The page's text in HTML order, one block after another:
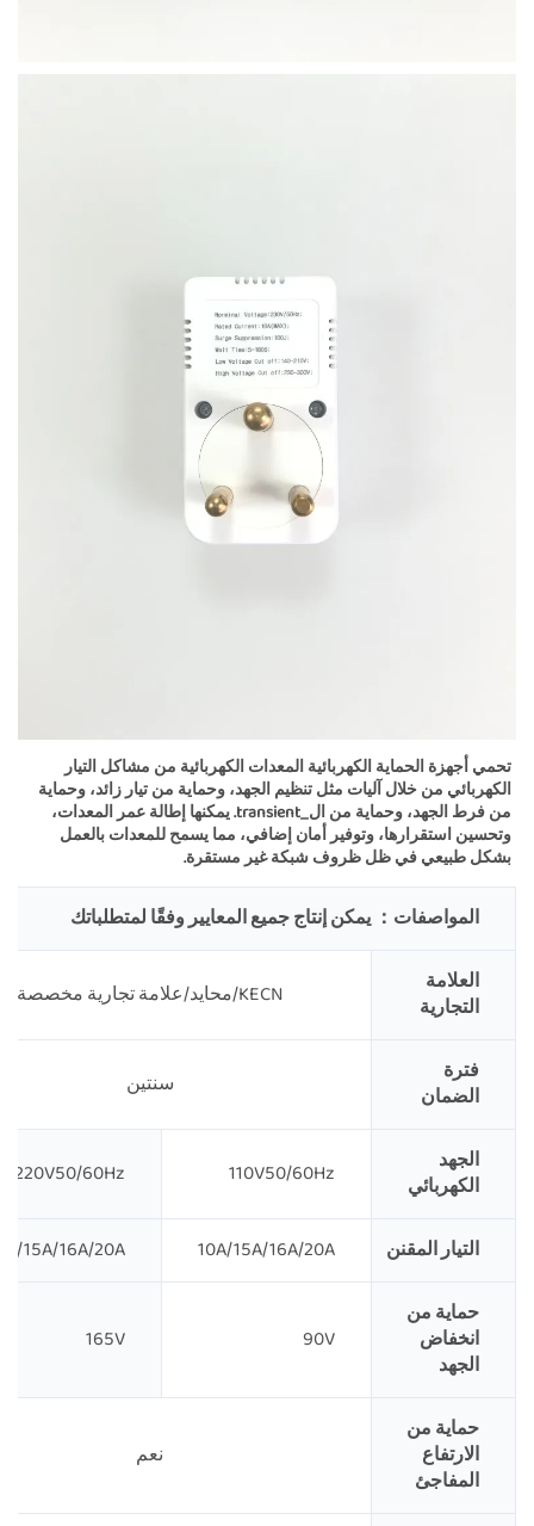
تحمي أجهزة الحماية الكهربائية المعدات الكهربائية من مشاكل التيار
بشكل طبيعي في ظل ظروف شبكة غير مستقرة.
المواصفات：يمكن إنتاج جميع المعايير وفقًا لمتطلباتك
العلامة
التجارية
KECN/محايد/علامة تجارية مخصصة
فترة
الضمان
سنتين
الجهد
الكهربائي
110V50/60Hz
220V50/60Hz
التيار المقنن 10A/15A/16A/20A
15A/16A/20A
حماية من
انخفاض
الجهد
90V
165V
حماية من
الارتفاع
المفاجئ
نعم